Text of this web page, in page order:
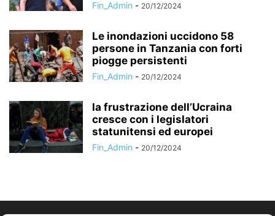
Fin_Admin - 20/12/2024
Le inondazioni uccidono 58
persone in Tanzania con forti
piogge persistenti
Fin_Admin - 20/12/2024
la frustrazione dell’Ucraina
cresce con i legislatori
statunitensi ed europei
Fin_Admin - 20/12/2024